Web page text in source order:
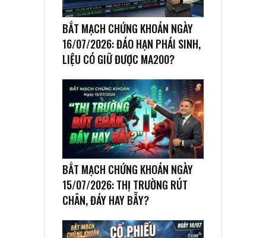
BẮT MẠCH CHỨNG KHOÁN NGÀY
16/07/2026: ĐÁO HẠN PHÁI SINH,
LIỆU CÓ GIỮ ĐƯỢC MA200?
BẮT MẠCH CHỨNG KHOÁN NGÀY
15/07/2026: THỊ TRƯỜNG RÚT
CHÂN, ĐÁY HAY BẪY?